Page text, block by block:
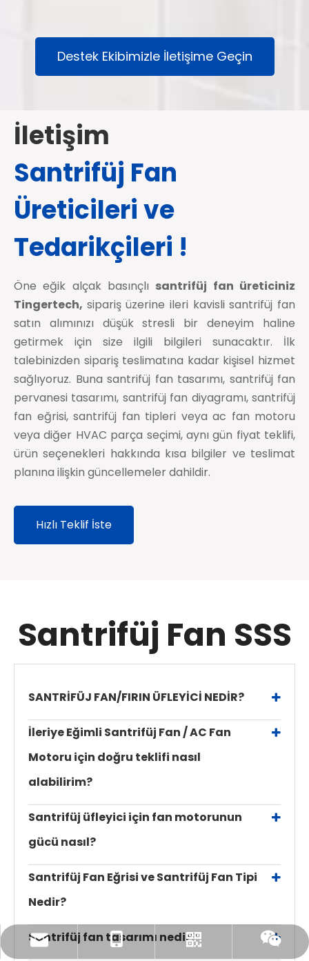
Destek Ekibimizle İletişime Geçin
İletişim
Santrifüj Fan
Üreticileri ve
Tedarikçileri !
Öne eğik alçak basınçlı santrifüj fan üreticiniz
Tingertech, sipariş üzerine ileri kavisli santrifüj fan
satın alımınızı düşük stresli bir deneyim haline
getirmek için size ilgili bilgileri sunacaktır. İlk
talebinizden sipariş teslimatına kadar kişisel hizmet
sağlıyoruz. Buna santrifüj fan tasarımı, santrifüj fan
pervanesi tasarımı, santrifüj fan diyagramı, santrifüj
fan eğrisi, santrifüj fan tipleri veya ac fan motoru
veya diğer HVAC parça seçimi, aynı gün fiyat teklifi,
ürün seçenekleri hakkında kısa bilgiler ve teslimat
planına ilişkin güncellemeler dahildir.
Hızlı Teklif İste
Santrifüj Fan SSS
SANTRİFÜJ FAN/FIRIN ÜFLEYİCİ NEDİR?
İleriye Eğimli Santrifüj Fan / AC Fan
Motoru için doğru teklifi nasıl
alabilirim?
Santrifüj üfleyici için fan motorunun
gücü nasıl?
Santrifüj Fan Eğrisi ve Santrifüj Fan Tipi
Nedir?
Santrifüj fan tasarımı nedir?
amanda@tingertech.com
+86-15861898425
Whatsapp
Wechat